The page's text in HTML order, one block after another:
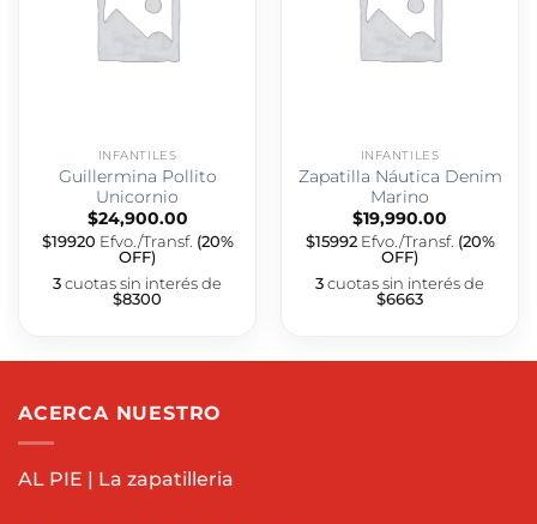
INFANTILES
Guillermina Pollito
Unicornio
$24,900.00
$19920 Efvo./Transf. (20%
OFF)
3cuotas sin interés de
$8300
INFANTILES
Zapatilla Náutica Denim
Marino
$19,990.00
$15992Efvo./Transf. (20%
OFF)
3cuotas sin interés de
$6663
ACERCA NUESTRO
AL PIE | La zapatilleria